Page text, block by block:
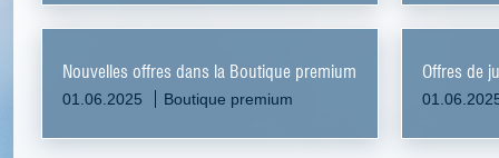
Nouvelles offres dans la Boutique premium
01.06.2025 Boutique premium
Offres de